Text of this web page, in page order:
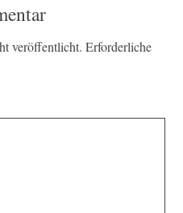
veröffentlicht. Erforderliche